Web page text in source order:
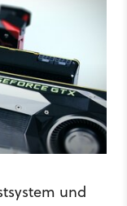
und